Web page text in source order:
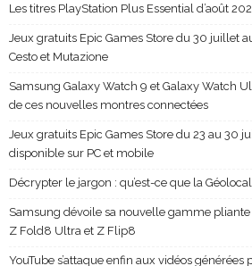
Les titres PlayStation Plus Essential d’août
Jeux gratuits Epic Games Store du 30 juillet
Cesto et Mutazione
Samsung Galaxy Watch 9 et Galaxy Watch
de ces nouvelles montres connectées
Jeux gratuits Epic Games Store du 23 au 30
disponible sur PC et mobile
Décrypter le jargon : qu’est-ce que la
Samsung dévoile sa nouvelle gamme pliante
Z Fold8 Ultra et Z Flip8
YouTube s’attaque enfin aux vidéos générées